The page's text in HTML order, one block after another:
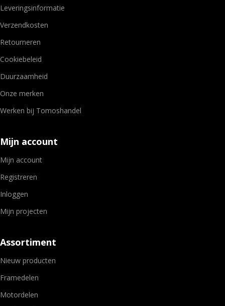
Leveringsinformatie
Verzendkosten
Retourneren
Cookiebeleid
Duurzaamheid
Onze merken
Werken bij Tomoshandel
Mijn account
Mijn account
Registreren
Inloggen
Mijn projecten
Assortiment
Nieuw producten
Framedelen
Motordelen